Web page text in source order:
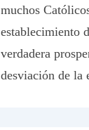
muchos
establecimiento
verdadera
desviación de la